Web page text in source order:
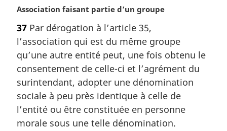
N
t
e
m
a
g
i
n
a
Association faisant partie d’un groupe
37 Par dérogation à l’article 35,
l’association qui est du même groupe
qu’une autre entité peut, une fois obtenu le
consentement de celle-ci et l’agrément du
surintendant, adopter une dénomination
sociale à peu près identique à celle de
l’entité ou être constituée en personne
morale sous une telle dénomination.